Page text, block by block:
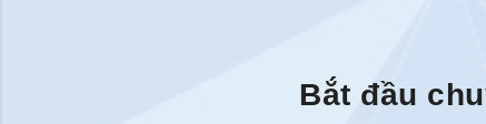
Bắt đầu